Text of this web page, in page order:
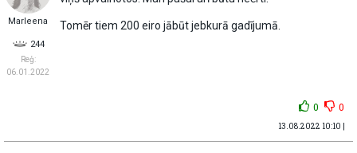
Marleena
244
Reģ:
06.01.2022
Tomēr tiem 200 eiro jābūt jebkurā gadījumā.
0 0
13.08.2022 10:10 |